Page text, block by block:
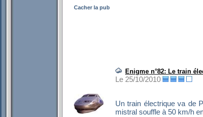
Cacher la pub
Enigme n°82: Le train
Le 25/10/2010
Un train électrique va de
mistral souffle à 50 km/h